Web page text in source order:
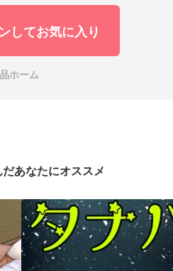
してお気に入り
ホーム
あなたにオススメ